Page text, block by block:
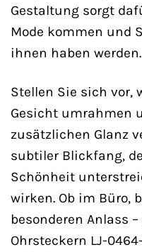
Gestaltung sorgt
Mode kommen und
ihnen haben werden.
Stellen Sie sich vor,
Gesicht umrahmen
zusätzlichen Glanz
subtiler Blickfang,
Schönheit
wirken. Ob im Büro,
besonderen Anlass
Ohrsteckern LJ-